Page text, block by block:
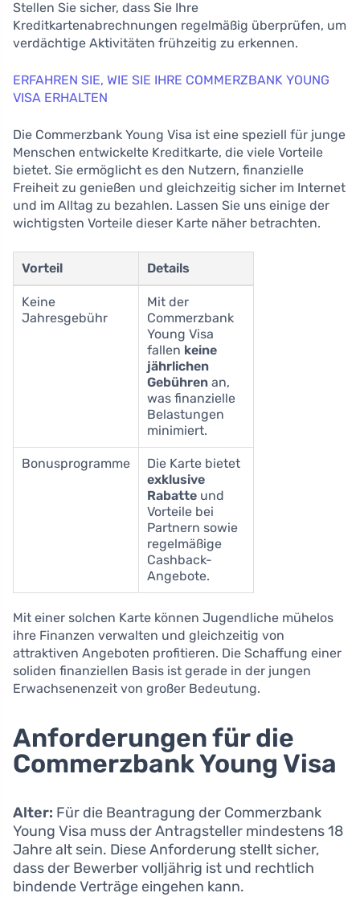
Stellen Sie sicher, dass Sie Ihre
Kreditkartenabrechnungen regelmäßig überprüfen, um
verdächtige Aktivitäten frühzeitig zu erkennen.
ERFAHREN SIE, WIE SIE IHRE COMMERZBANK YOUNG
VISA ERHALTEN
Die Commerzbank Young Visa ist eine speziell für junge
Menschen entwickelte Kreditkarte, die viele Vorteile
bietet. Sie ermöglicht es den Nutzern, finanzielle
Freiheit zu genießen und gleichzeitig sicher im Internet
und im Alltag zu bezahlen. Lassen Sie uns einige der
wichtigsten Vorteile dieser Karte näher betrachten.
Vorteil Details
Keine
Jahresgebühr
Mit der
Commerzbank
Young Visa
fallen keine
jährlichen
Gebühren an,
was finanzielle
Belastungen
minimiert.
Bonusprogramme
Die Karte bietet
exklusive
Rabatte und
Vorteile bei
Partnern sowie
regelmäßige
Cashback-
Angebote.
Mit einer solchen Karte können Jugendliche mühelos
ihre Finanzen verwalten und gleichzeitig von
attraktiven Angeboten profitieren. Die Schaffung einer
soliden finanziellen Basis ist gerade in der jungen
Erwachsenenzeit von großer Bedeutung.
Anforderungen für die
Commerzbank Young Visa
Alter: Für die Beantragung der Commerzbank
Young Visa muss der Antragsteller mindestens 18
Jahre alt sein. Diese Anforderung stellt sicher,
dass der Bewerber volljährig ist und rechtlich
bindende Verträge eingehen kann.